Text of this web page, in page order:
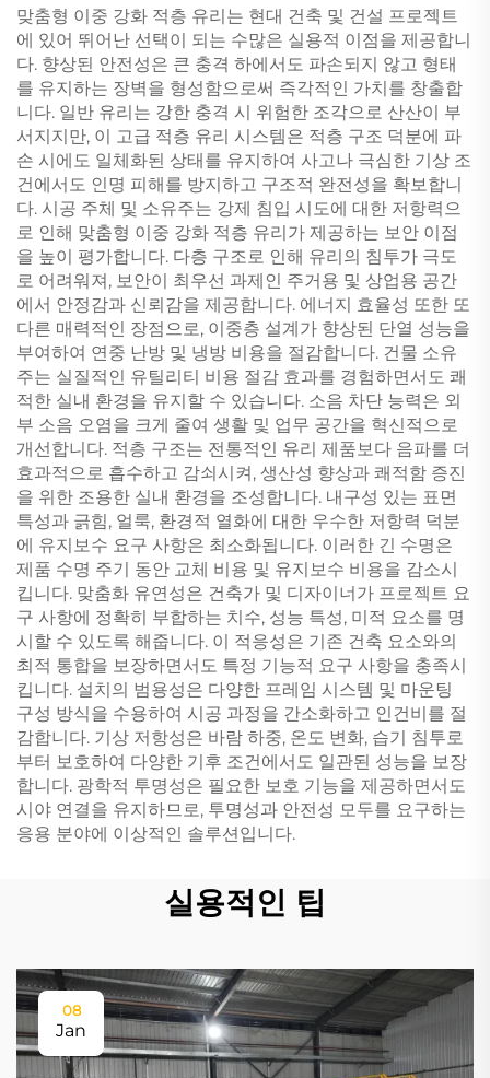
맞춤형 이중 강화 적층 유리는 현대 건축 및 건설 프로젝트
에 있어 뛰어난 선택이 되는 수많은 실용적 이점을 제공합니
다. 향상된 안전성은 큰 충격 하에서도 파손되지 않고 형태
를 유지하는 장벽을 형성함으로써 즉각적인 가치를 창출합
니다. 일반 유리는 강한 충격 시 위험한 조각으로 산산이 부
서지지만, 이 고급 적층 유리 시스템은 적층 구조 덕분에 파
손 시에도 일체화된 상태를 유지하여 사고나 극심한 기상 조
건에서도 인명 피해를 방지하고 구조적 완전성을 확보합니
다. 시공 주체 및 소유주는 강제 침입 시도에 대한 저항력으
로 인해 맞춤형 이중 강화 적층 유리가 제공하는 보안 이점
을 높이 평가합니다. 다층 구조로 인해 유리의 침투가 극도
로 어려워져, 보안이 최우선 과제인 주거용 및 상업용 공간
에서 안정감과 신뢰감을 제공합니다. 에너지 효율성 또한 또
다른 매력적인 장점으로, 이중층 설계가 향상된 단열 성능을
부여하여 연중 난방 및 냉방 비용을 절감합니다. 건물 소유
주는 실질적인 유틸리티 비용 절감 효과를 경험하면서도 쾌
적한 실내 환경을 유지할 수 있습니다. 소음 차단 능력은 외
부 소음 오염을 크게 줄여 생활 및 업무 공간을 혁신적으로
개선합니다. 적층 구조는 전통적인 유리 제품보다 음파를 더
효과적으로 흡수하고 감쇠시켜, 생산성 향상과 쾌적함 증진
을 위한 조용한 실내 환경을 조성합니다. 내구성 있는 표면
특성과 긁힘, 얼룩, 환경적 열화에 대한 우수한 저항력 덕분
에 유지보수 요구 사항은 최소화됩니다. 이러한 긴 수명은
제품 수명 주기 동안 교체 비용 및 유지보수 비용을 감소시
킵니다. 맞춤화 유연성은 건축가 및 디자이너가 프로젝트 요
구 사항에 정확히 부합하는 치수, 성능 특성, 미적 요소를 명
시할 수 있도록 해줍니다. 이 적응성은 기존 건축 요소와의
최적 통합을 보장하면서도 특정 기능적 요구 사항을 충족시
킵니다. 설치의 범용성은 다양한 프레임 시스템 및 마운팅
구성 방식을 수용하여 시공 과정을 간소화하고 인건비를 절
감합니다. 기상 저항성은 바람 하중, 온도 변화, 습기 침투로
부터 보호하여 다양한 기후 조건에서도 일관된 성능을 보장
합니다. 광학적 투명성은 필요한 보호 기능을 제공하면서도
시야 연결을 유지하므로, 투명성과 안전성 모두를 요구하는
응용 분야에 이상적인 솔루션입니다.
실용적인 팁
08
Jan